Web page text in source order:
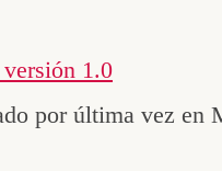
1.0
por última vez en